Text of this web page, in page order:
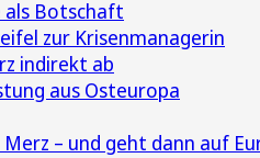
als Botschaft
zur Krisenmanagerin
indirekt ab
aus Osteuropa
– und geht dann auf